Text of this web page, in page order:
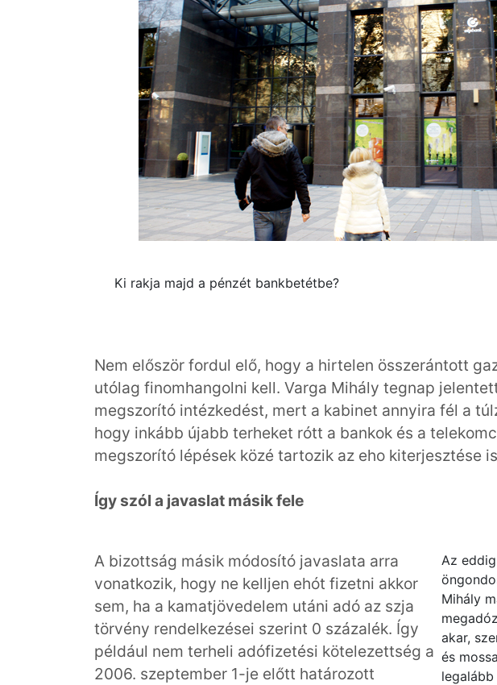
Ki rakja majd a pénzét bankbetétbe?
Nem először fordul elő, hogy a hirtelen összerántott
utólag finomhangolni kell. Varga Mihály tegnap
megszorító intézkedést, mert a kabinet annyira fél a
hogy inkább újabb terheket rótt a bankok és a
megszorító lépések közé tartozik az eho kiterjesztése
Így szól a javaslat másik fele
Az
Mihály
akar,
és
A bizottság másik módosító javaslata arra
vonatkozik, hogy ne kelljen ehót fizetni akkor
sem, ha a kamatjövedelem utáni adó az szja
törvény rendelkezései szerint 0 százalék. Így
például nem terheli adófizetési kötelezettség a
2006. szeptember 1-je előtt határozott